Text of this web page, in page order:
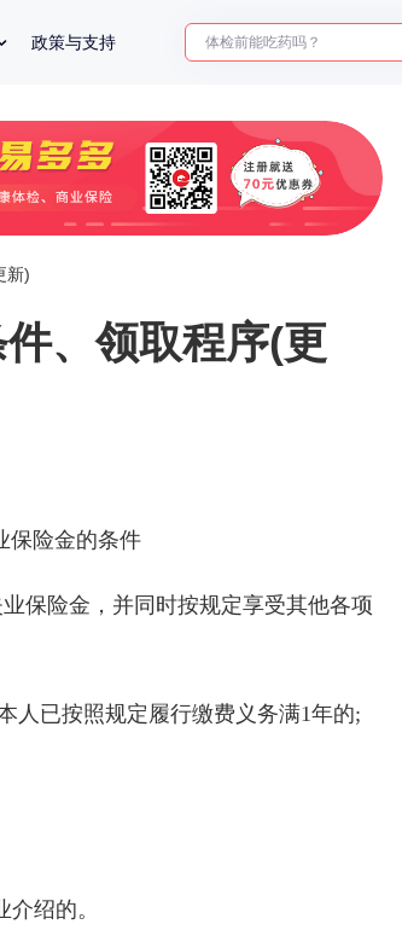
政策与支持 十大理由告诉你为什么要买保险
新)
、领取程序(更
险金的条件
险金，并同时按规定享受其他各项
已按照规定履行缴费义务满1年的;
绍的。